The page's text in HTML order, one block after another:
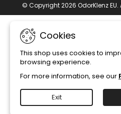
Cookies
This shop uses cookies to
browsing experience.
For more information, see our
Exit
© Copyright 2026 OdorKlenz